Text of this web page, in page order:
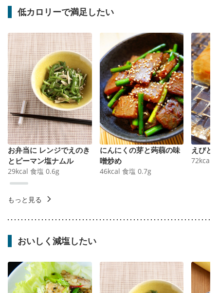
低カロリーで満足したい
お弁当に レンジでえのき
とピーマン塩ナムル
29kcal 食塩 0.6g
にんにくの芽と蒟蒻の味
噌炒め
46kcal 食塩 0.7g
えびと
72kcal
もっと見る
おいしく減塩したい